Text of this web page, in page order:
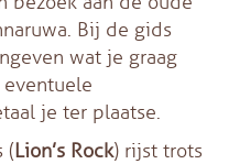
Bij de gids
wat je graag
je ter plaatse.
(Lion’s Rock) rijst trots